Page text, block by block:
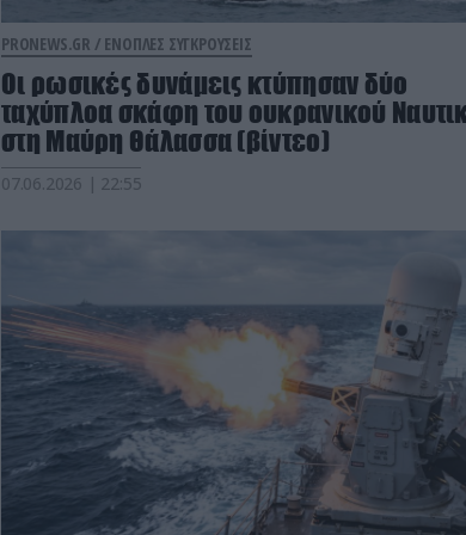
PRONEWS.GR / ΕΝΟΠΛΕΣ ΣΥΓΚΡΟΥΣΕΙΣ
Οι ρωσικές δυνάμεις κτύπησαν δύο
ταχύπλοα σκάφη του ουκρανικού
στη Μαύρη Θάλασσα (βίντεο)
07.06.2026 | 22:55